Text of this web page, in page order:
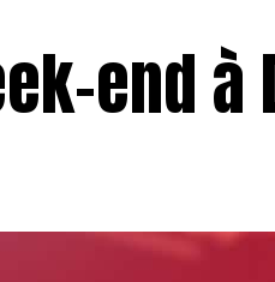
end à